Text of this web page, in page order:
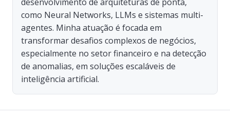
como Neural Networks, LLMs e sistemas multi-
agentes. Minha atuação é focada em
transformar desafios complexos de negócios,
especialmente no setor financeiro e na detecção
de anomalias, em soluções escaláveis de
inteligência artificial.